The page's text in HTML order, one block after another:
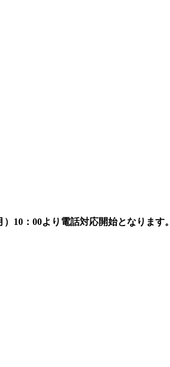
10：00より電話対応開始となります。